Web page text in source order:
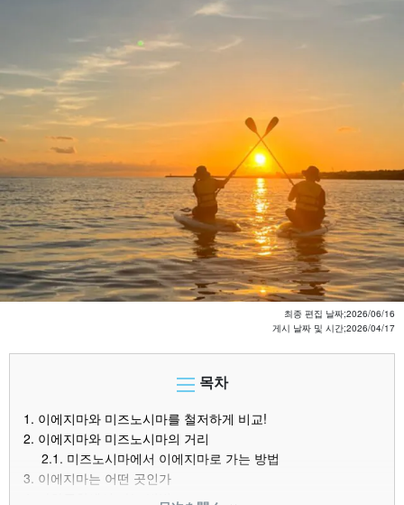
최종 편집 날짜;2026/06/16
게시 날짜 및 시간;2026/04/17
목차
1. 이에지마와 미즈노시마를 철저하게 비교!
2. 이에지마와 미즈노시마의 거리
2.1. 미즈노시마에서 이에지마로 가는 방법
3. 이에지마는 어떤 곳인가
나하공항에서 가는 방법